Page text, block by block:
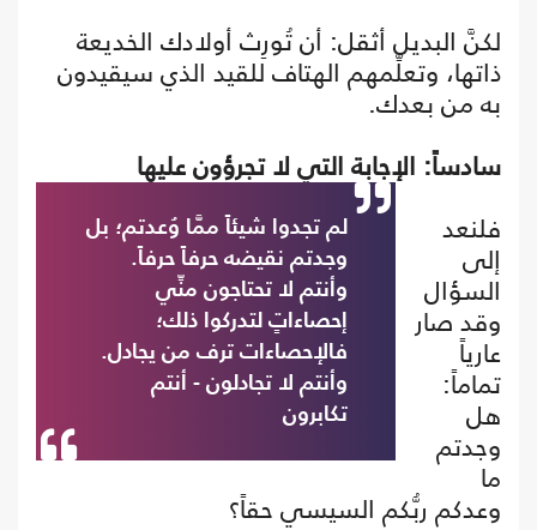
لكنَّ البديل أثقل: أن تُورِث أولادك الخديعة
ذاتها، وتعلِّمهم الهتاف للقيد الذي سيقيدون
به من بعدك.
سادساً: الإجابة التي لا تجرؤون عليها
لم تجدوا شيئاً ممَّا وُعدتم؛ بل
وجدتم نقيضه حرفاً حرفاً.
وأنتم لا تحتاجون منِّي
إحصاءاتٍ لتدركوا ذلك؛
فالإحصاءات ترف من يجادل.
وأنتم لا تجادلون - أنتم
تكابرون
فلنعد
إلى
السؤال
وقد صار
عارياً
تماماً:
هل
وجدتم
ما
وعدكم ربُّكم السيسي حقاً؟